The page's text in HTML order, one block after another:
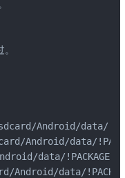
Android/data/
Android/data/
data/!PACKAGE!/
Android/data/